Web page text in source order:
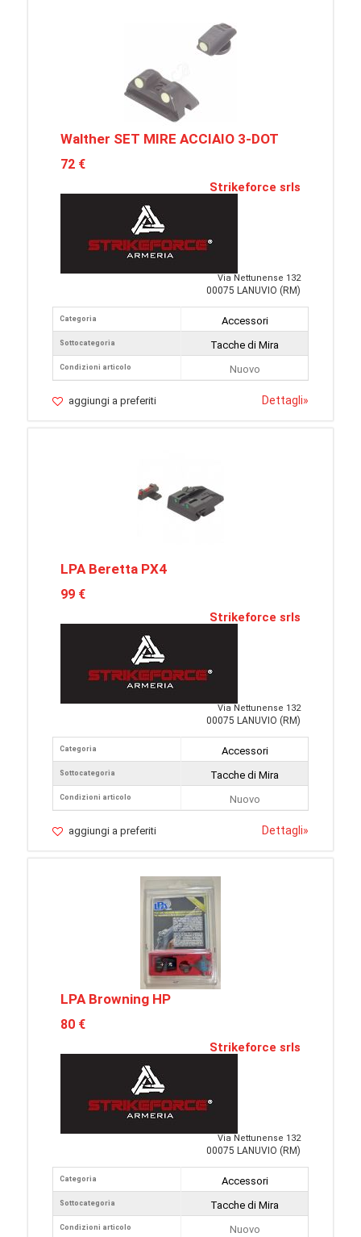
Walther SET MIRE ACCIAIO 3-DOT
72 €
Strikeforce srls
Via Nettunense 132
00075 LANUVIO (RM)
Categoria
Sottocategoria
Condizioni articolo
Accessori
Tacche di Mira
Nuovo
aggiungi a preferiti Dettagli»
LPA Beretta PX4
99 €
Strikeforce srls
Via Nettunense 132
00075 LANUVIO (RM)
Categoria
Sottocategoria
Condizioni articolo
Accessori
Tacche di Mira
Nuovo
aggiungi a preferiti Dettagli»
LPA Browning HP
80 €
Strikeforce srls
Via Nettunense 132
00075 LANUVIO (RM)
Categoria
Sottocategoria
Condizioni articolo
Accessori
Tacche di Mira
Nuovo